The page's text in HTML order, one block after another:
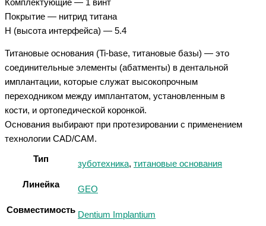
Комплектующие — 1 винт
Покрытие — нитрид титана
Н (высота интерфейса) — 5.4
Титановые основания (Ti-base, титановые базы) — это
соединительные элементы (абатменты) в дентальной
имплантации, которые служат высокопрочным
переходником между имплантатом, установленным в
кости, и ортопедической коронкой.
Основания выбирают при протезировании с применением
технологии CAD/CAM.
Тип зуботехника, титановые основания
Линейка GEO
Совместимость Dentium Implantium